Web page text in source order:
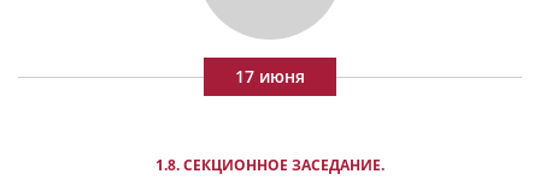
17 июня
1.8. СЕКЦИОННОЕ ЗАСЕДАНИЕ.